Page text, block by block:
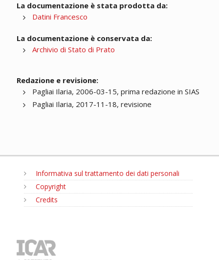
La documentazione è stata prodotta da:
Datini Francesco
La documentazione è conservata da:
Archivio di Stato di Prato
Redazione e revisione:
Pagliai Ilaria, 2006-03-15, prima redazione in SIAS
Pagliai Ilaria, 2017-11-18, revisione
Informativa sul trattamento dei dati personali
Copyright
Credits